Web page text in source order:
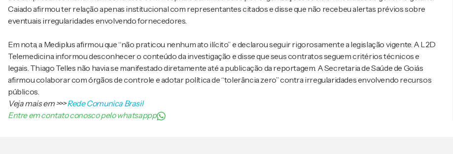
Caiado afirmou ter relação apenas institucional com representantes citados e disse que não recebeu alertas prévios sobre
eventuais irregularidades envolvendo fornecedores.
Em nota, a Mediplus afirmou que “não praticou nenhum ato ilícito” e declarou seguir rigorosamente a legislação vigente. A L2D
Telemedicina informou desconhecer o conteúdo da investigação e disse que seus contratos seguem critérios técnicos e
legais. Thiago Telles não havia se manifestado diretamente até a publicação da reportagem. A Secretaria de Saúde de Goiás
afirmou colaborar com órgãos de controle e adotar política de “tolerância zero” contra irregularidades envolvendo recursos
públicos.
Veja mais em>>>Rede Comunica Brasil
Entre em contato conosco pelo whatsappp